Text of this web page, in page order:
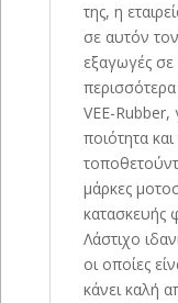
της, η
σε αυτόν
εξαγωγές
VEE-
ποιότητα
μάρκες
κατασκευής
Λάστιχο
οι οποίες
κάνει καλή